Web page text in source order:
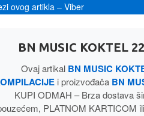
ovog artikla– Viber
BN MUSIC KOKTEL
Ovaj artikal BN MUSIC
i proizvođača BN
KUPI ODMAH – Brza dostava
PLATNOM KARTICOM